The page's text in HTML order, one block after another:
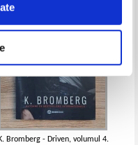
Bromberg - Driven, volumul 4.